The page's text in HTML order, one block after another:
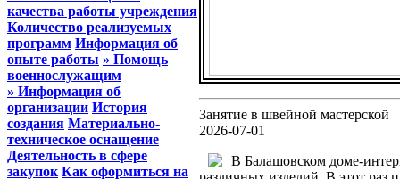
качества работы учреждения
Количество реализуемых
программ Информация об
опыте работы » Помощь
военнослужащим
» Информация об
организации История
создания Материально-
техническое оснащение
Деятельность в сфере
закупок Как оформиться на
Занятие в швейной мастерской
2026-07-01
В Балашовском доме-